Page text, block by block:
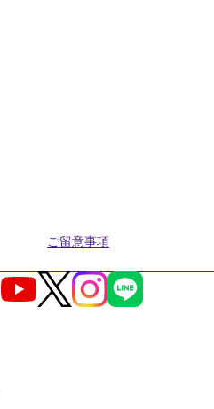
ご留意事項
Youtube
X Instagram
LINE